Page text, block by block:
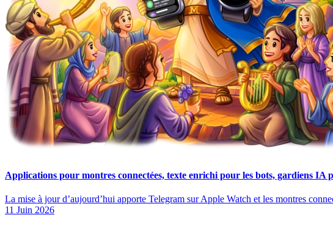
Applications pour montres connectées, texte enrichi pour les bots, gardiens IA
La mise à jour d’aujourd’hui apporte Telegram sur Apple Watch et les montres
11 Juin 2026